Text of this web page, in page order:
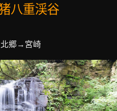
八重渓谷
郷→宮崎